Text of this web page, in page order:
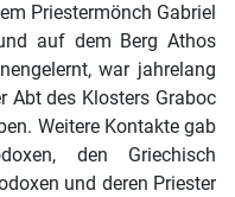
Priestermönch Gabriel
auf dem Berg Athos
war jahrelang
Abt des Klosters Graboc
Weitere Kontakte gab
den Griechisch
und deren Priester